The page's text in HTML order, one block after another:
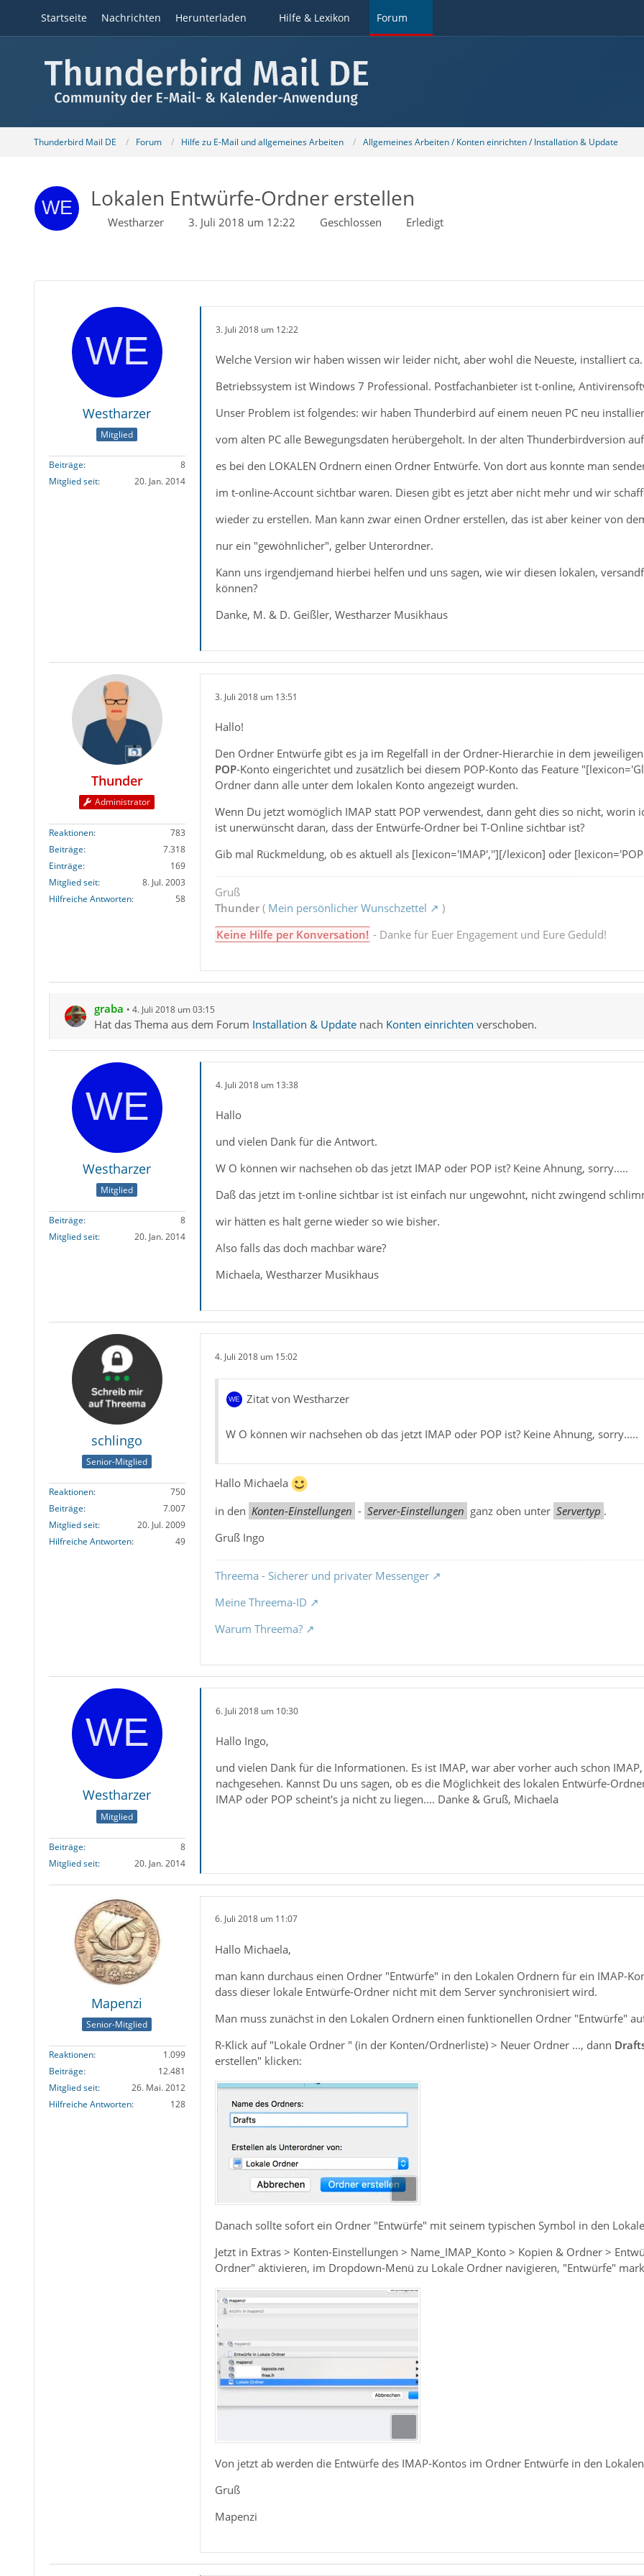
Startseite Nachrichten Herunterladen Hilfe & Lexikon Forum
Thunderbird Mail DE Forum Hilfe zu E-Mail und allgemeines Arbeiten Allgemeines Arbeiten / Konten einrichten / Installation & Update
Lokalen Entwürfe-Ordner erstellen
Westharzer 3. Juli 2018 um 12:22 Geschlossen Erledigt
Westharzer
Mitglied
Beiträge
8
Mitglied seit
20. Jan. 2014
3. Juli 2018 um 12:22
Welche Version wir haben wissen wir leider nicht, aber wohl die Neueste, installiert
Betriebssystem ist Windows 7 Professional. Postfachanbieter ist t-online,
Unser Problem ist folgendes: wir haben Thunderbird auf einem neuen PC neu
vom alten PC alle Bewegungsdaten herübergeholt. In der alten Thunderbirdversion
es bei den LOKALEN Ordnern einen Ordner Entwürfe. Von dort aus konnte man
im t-online-Account sichtbar waren. Diesen gibt es jetzt aber nicht mehr und wir
wieder zu erstellen. Man kann zwar einen Ordner erstellen, das ist aber keiner von
nur ein "gewöhnlicher", gelber Unterordner.
Kann uns irgendjemand hierbei helfen und uns sagen, wie wir diesen lokalen,
können?
Danke, M. & D. Geißler, Westharzer Musikhaus
Thunder
Administrator
Reaktionen
783
Beiträge
7.318
Einträge
169
Mitglied seit
8. Jul. 2003
Hilfreiche Antworten
58
3. Juli 2018 um 13:51
Hallo!
Den Ordner Entwürfe gibt es ja im Regelfall in der Ordner-Hierarchie in dem
POP-Konto eingerichtet und zusätzlich bei diesem POP-Konto das Feature
Ordner dann alle unter dem lokalen Konto angezeigt wurden.
Wenn Du jetzt womöglich IMAP statt POP verwendest, dann geht dies so nicht, worin
ist unerwünscht daran, dass der Entwürfe-Ordner bei T-Online sichtbar ist?
Gib mal Rückmeldung, ob es aktuell als [lexicon='IMAP',''][/lexicon] oder
Gruß
Thunder( Mein persönlicher Wunschzettel
)
Keine Hilfe per Konversation! - Danke für Euer Engagement und Eure Geduld!
graba 4. Juli 2018 um 03:15
Hat das Thema aus dem Forum Installation & Updatenach Konten einrichten verschoben.
Westharzer
Mitglied
Beiträge
8
Mitglied seit
20. Jan. 2014
4. Juli 2018 um 13:38
Hallo
und vielen Dank für die Antwort.
W O können wir nachsehen ob das jetzt IMAP oder POP ist? Keine Ahnung, sorry.....
Daß das jetzt im t-online sichtbar ist ist einfach nur ungewohnt, nicht zwingend
wir hätten es halt gerne wieder so wie bisher.
Also falls das doch machbar wäre?
Michaela, Westharzer Musikhaus
schlingo
Senior-Mitglied
Reaktionen
750
Beiträge
7.007
Mitglied seit
20. Jul. 2009
Hilfreiche Antworten
49
4. Juli 2018 um 15:02
Zitat von Westharzer
W O können wir nachsehen ob das jetzt IMAP oder POP ist? Keine Ahnung, sorry.....
Hallo Michaela
in den Konten-Einstellungen - Server-Einstellungen ganz oben unter Servertyp .
Gruß Ingo
Threema - Sicherer und privater Messenger
Meine Threema-ID
Warum Threema?
Westharzer
Mitglied
Beiträge
8
Mitglied seit
20. Jan. 2014
6. Juli 2018 um 10:30
Hallo Ingo,
und vielen Dank für die Informationen. Es ist IMAP, war aber vorher auch schon
nachgesehen. Kannst Du uns sagen, ob es die Möglichkeit des lokalen Entwürfe-
IMAP oder POP scheint's ja nicht zu liegen.... Danke & Gruß, Michaela
Mapenzi
Senior-Mitglied
Reaktionen
1.099
Beiträge
12.481
Mitglied seit
26. Mai. 2012
Hilfreiche Antworten
128
6. Juli 2018 um 11:07
Hallo Michaela,
man kann durchaus einen Ordner "Entwürfe" in den Lokalen Ordnern für ein IMAP-
dass dieser lokale Entwürfe-Ordner nicht mit dem Server synchronisiert wird.
Man muss zunächst in den Lokalen Ordnern einen funktionellen Ordner "Entwürfe"
R-Klick auf "Lokale Ordner " (in der Konten/Ordnerliste) > Neuer Ordner ..., dann
erstellen" klicken:
Danach sollte sofort ein Ordner "Entwürfe" mit seinem typischen Symbol in den
Jetzt in Extras > Konten-Einstellungen > Name_IMAP_Konto > Kopien & Ordner >
Ordner" aktivieren, im Dropdown-Menü zu Lokale Ordner navigieren, "Entwürfe"
Von jetzt ab werden die Entwürfe des IMAP-Kontos im Ordner Entwürfe in den
Gruß
Mapenzi